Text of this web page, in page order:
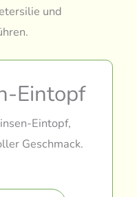
und
Eintopf
Eintopf,
Geschmack.